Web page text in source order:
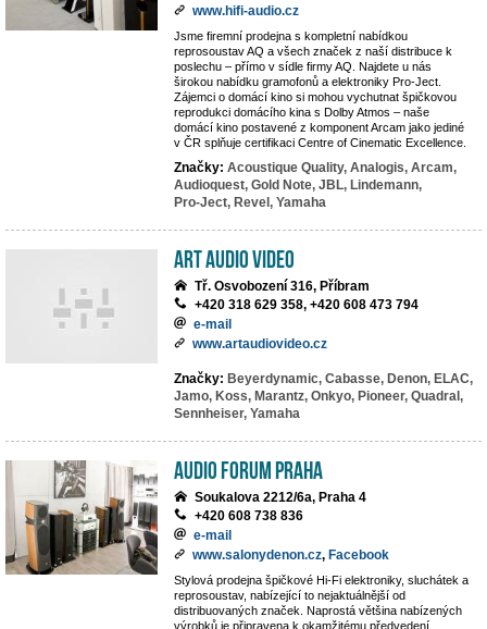
www.hifi-audio.cz
Jsme firemní prodejna s kompletní nabídkou
reprosoustav AQ a všech značek z naší distribuce k
poslechu – přímo v sídle firmy AQ. Najdete u nás
širokou nabídku gramofonů a elektroniky Pro-Ject.
Zájemci o domácí kino si mohou vychutnat špičkovou
reprodukci domácího kina s Dolby Atmos – naše
domácí kino postavené z komponent Arcam jako jediné
v ČR splňuje certifikaci Centre of Cinematic Excellence.
Značky: Acoustique Quality, Analogis, Arcam,
Audioquest, Gold Note, JBL, Lindemann,
Pro-Ject, Revel, Yamaha
Art Audio Video
Tř. Osvobození 316, Příbram
+420 318 629 358, +420 608 473 794
e-mail
www.artaudiovideo.cz
Značky: Beyerdynamic, Cabasse, Denon, ELAC,
Jamo, Koss, Marantz, Onkyo, Pioneer, Quadral,
Sennheiser, Yamaha
Audio Forum Praha
Soukalova 2212/6a, Praha 4
+420 608 738 836
e-mail
www.salonydenon.cz, Facebook
Stylová prodejna špičkové Hi-Fi elektroniky, sluchátek a
reprosoustav, nabízející to nejaktuálnější od
distribuovaných značek. Naprostá většina nabízených
výrobků je připravena k okamžitému předvedení.